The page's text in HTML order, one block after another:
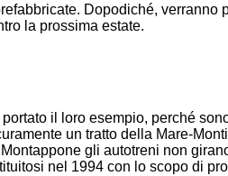
Dopodiché, verranno
la prossima estate.
il loro esempio, perché
un tratto della Mare-
gli autotreni non
nel 1994 con lo scopo di